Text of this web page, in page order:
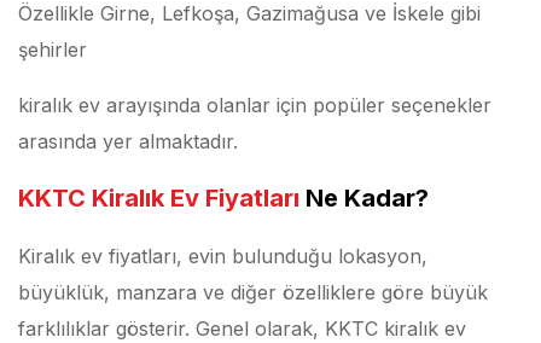
Özellikle Girne, Lefkoşa, Gazimağusa ve İskele gibi
şehirler
kiralık ev arayışında olanlar için popüler seçenekler
arasında yer almaktadır.
KKTC Kiralık Ev Fiyatları Ne Kadar?
Kiralık ev fiyatları, evin bulunduğu lokasyon,
büyüklük, manzara ve diğer özelliklere göre büyük
farklılıklar gösterir. Genel olarak, KKTC kiralık ev